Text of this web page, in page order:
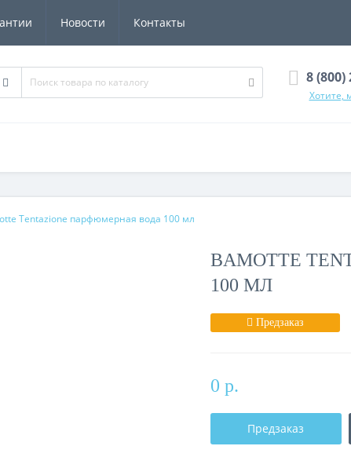
Новости Контакты
8 (800)
Хотите,
Tentazione парфюмерная вода 100 мл
BAMOTTE
100 МЛ
Предзаказ
0 р.
Предзаказ